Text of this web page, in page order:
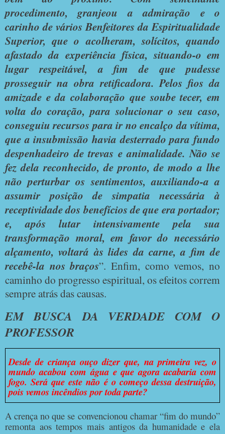
procedimento, granjeou a admiração e o
carinho de vários Benfeitores da Espiritualidade
Superior, que o acolheram, solícitos, quando
afastado da experiência física, situando-o em
lugar respeitável, a fim de que pudesse
prosseguir na obra retificadora. Pelos fios da
amizade e da colaboração que soube tecer, em
volta do coração, para solucionar o seu caso,
conseguiu recursos para ir no encalço da vítima,
que a insubmissão havia desterrado para fundo
despenhadeiro de trevas e animalidade. Não se
fez dela reconhecido, de pronto, de modo a lhe
não perturbar os sentimentos, auxiliando-a a
assumir posição de simpatia necessária à
receptividade dos benefícios de que era portador;
e, após lutar intensivamente pela sua
transformação moral, em favor do necessário
alçamento, voltará às lides da carne, a fim de
recebê-la nos braços”. Enfim, como vemos, no
caminho do progresso espiritual, os efeitos correm
sempre atrás das causas.
EM BUSCA DA VERDADE COM O
PROFESSOR
Desde de criança ouço dizer que, na primeira vez, o
mundo acabou com água e que agora acabaria com
fogo. Será que este não é o começo dessa destruição,
pois vemos incêndios por toda parte?
A crença no que se convencionou chamar “fim do mundo”
remonta aos tempos mais antigos da humanidade e ela